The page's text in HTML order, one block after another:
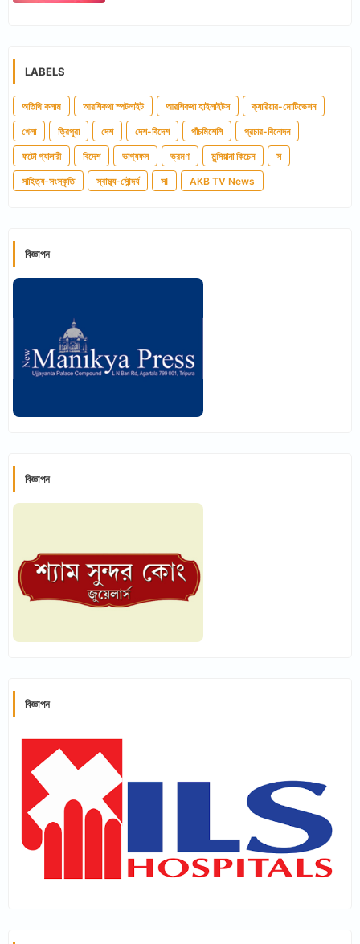
LABELS
অতিথি কলাম আরশিকথা স্পটলাইট আরশিকথা হাইলাইটস ক্যারিয়ার-মোটিভেশন
খেলা ত্রিপুরা দেশ দেশ-বিদেশ পাঁচমিশেলি প্রচার-বিনোদন
ফটো গ্যালারী বিদেশ ভাগ্যফল ভ্রমণ মুন্সিয়ানা কিচেন স
সাহিত্য-সংস্কৃতি স্বাস্থ্য-সৌন্দর্য সl AKB TV News
বিজ্ঞাপন
বিজ্ঞাপন
বিজ্ঞাপন